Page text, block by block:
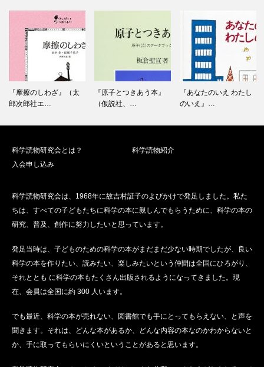
『摩擦のしわざ』（太
郎次郎社エ…
『原子とつきあう本』
（仮説社、…
『あなたのいえ わたし
のいえ』…
科学読物研究会とは？
科学読物紹介
入会申し込み
科学読物研究会は、1968年に故吉村証子のよびかけで発足しました。私た
ちは、すべての子どもたちに科学の本に親しんでもらうために、科学の本の
研究、普及、創作に努力したいと思っています。
発足当時は、子どものための科学の本がまだまだ少ない時期でしたが、良い
科学の本を作りたい、読みたい、楽しみたいという仲間は全国にひろがり、
それととも に科学の本もたくさん出版されるようになってきました。現
在、会員は全国に約 300 人います。
でも最近、科学の本が売れない、図書館でも手にとってもらえない、と声を
聞きます。それは、どんな本があるか、どんな内容の本なのかわからないと
か、手に取ってもらいにくいということがあると思います。